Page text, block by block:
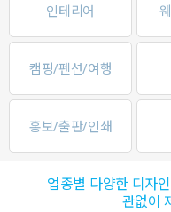
인테리어
캠핑/펜션/여행
홍보/출판/인쇄
업종별 다양한 디자
관없이